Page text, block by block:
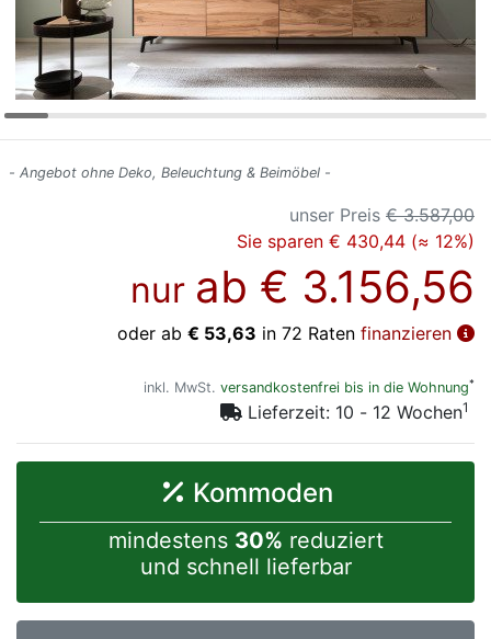
- Angebot ohne Deko, Beleuchtung & Beimöbel -
unser Preis € 3.587,00
Sie sparen € 430,44 (≈ 12%)
nur ab € 3.156,56
oder ab € 53,63 in 72 Raten finanzieren
inkl. MwSt. versandkostenfrei bis in die Wohnung*
Lieferzeit: 10 - 12 Wochen1
Kommoden
mindestens 30% reduziert
und schnell lieferbar
Markenwelt
Letz-
Deals